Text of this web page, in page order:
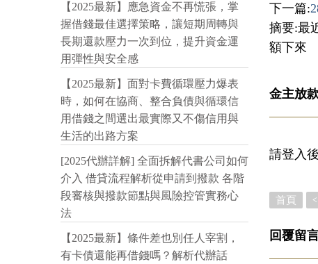
下一篇:
摘要:最
額下來
金主放
請登入
首頁 <
回覆留
【2025最新】應急資金不再慌張，掌
握借錢最佳選擇策略，讓短期周轉與
長期還款壓力一次到位，提升資金運
用彈性與安全感
【2025最新】面對卡費循環壓力爆表
時，如何在協商、整合負債與循環信
用借錢之間選出最實際又不傷信用與
生活的出路方案
[2025代辦詳解] 全面拆解代書公司如何
介入 借貸流程解析從申請到撥款 各階
段審核與撥款節點與風險控管實務心
法
【2025最新】條件差也別任人宰割，
有卡債還能再借錢嗎？解析代辦話